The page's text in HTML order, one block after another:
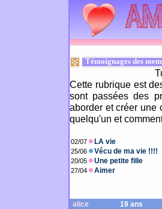
Témoignages des
Cette rubrique est
sont passées des
aborder et créer une
quelqu'un et
02/07 LA vie
25/06 Vécu de ma vie !!!!
20/05 Une petite fille
27/04 Aimer
alice 19 ans